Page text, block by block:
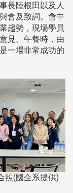
長陸根田以及人
會及致詞。會中
趨勢，現場學員
見。午餐時，由
一場非常成功的
照(國企系提供)